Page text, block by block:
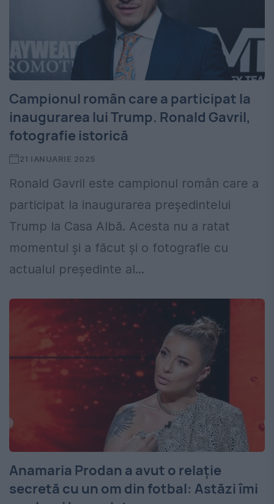
Campionul român care a participat la
inaugurarea lui Trump. Ronald Gavril,
fotografie istorică
21 IANUARIE 2025
Ronald Gavril este campionul român care a
participat la inaugurarea președintelui
Trump la Casa Albă. Acesta nu a ratat
momentul și a făcut și o fotografie cu
actualul președinte al...
Anamaria Prodan a avut o relație
secretă cu un om din fotbal: Astăzi îmi